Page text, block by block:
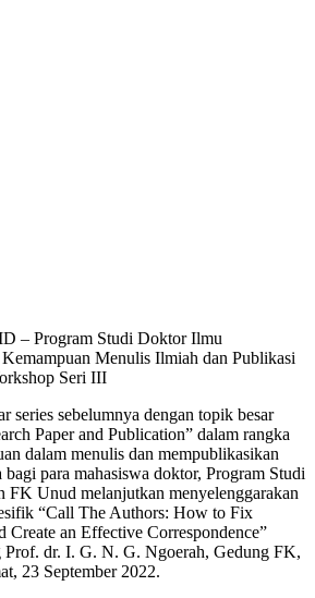
– Program Studi Doktor Ilmu
Menulis Ilmiah dan Publikasi
Seri III
series sebelumnya dengan topik besar
Paper and Publication” dalam rangka
dalam menulis dan mempublikasikan
para mahasiswa doktor, Program Studi
Unud melanjutkan menyelenggarakan
“Call The Authors: How to Fix
Create an Effective Correspondence”
Prof. dr. I. G. N. G. Ngoerah, Gedung FK,
23 September 2022.